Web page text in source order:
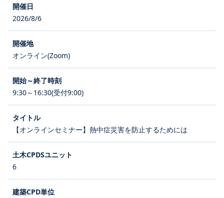
2026/8/6
オンライン(Zoom)
9:30～16:30(受付9:00)
【オンラインセミナー】熱中症災害を防止するためには
6